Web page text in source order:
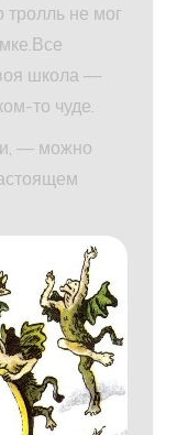
тролль не мог
школа —
то чуде.
— можно